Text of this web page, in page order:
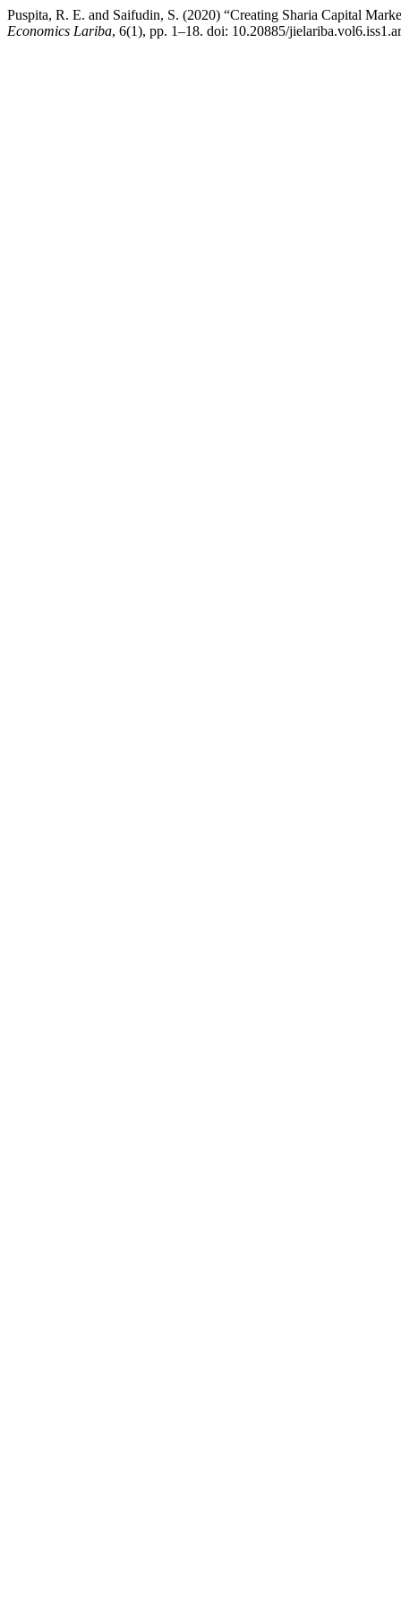
Puspita, R. E. and Saifudin, S. (2020) “Creating Sharia Capital
Economics Lariba, 6(1), pp. 1–18. doi: 10.20885/